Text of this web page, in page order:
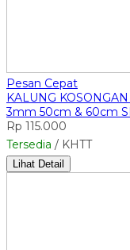
Pesan Cepat
KALUNG
3mm 50cm & 60cm
Rp 115.000
Tersedia / KHTT
Lihat Detail